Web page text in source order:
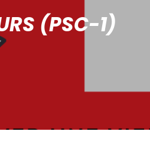
(PSC-1)